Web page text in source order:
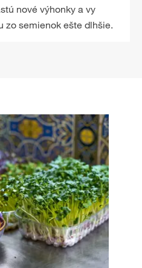
nové výhonky a vy
zo semienok ešte dlhšie.